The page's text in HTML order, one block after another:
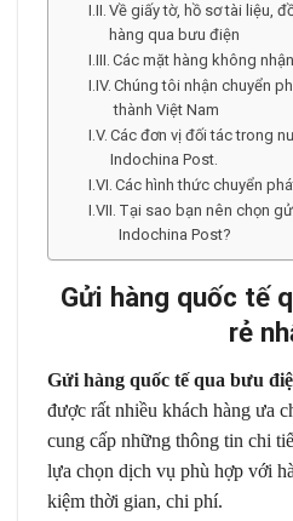
Về giấy tờ, hồ sơ tài liệu,
hàng qua bưu điện
Các mặt hàng không
Chúng tôi nhận chuyển
thành Việt Nam
Các đơn vị đối tác trong
Indochina Post.
Các hình thức chuyển
Tại sao bạn nên chọn
Indochina Post?
Gửi hàng quốc tế
rẻ
Gửi hàng quốc tế qua bưu
được rất nhiều khách hàng ưa
cung cấp những thông tin chi
lựa chọn dịch vụ phù hợp với
kiệm thời gian, chi phí.